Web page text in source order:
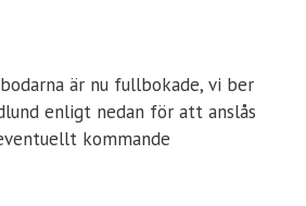
är nu fullbokade, vi ber
enligt nedan för att anslås
kommande